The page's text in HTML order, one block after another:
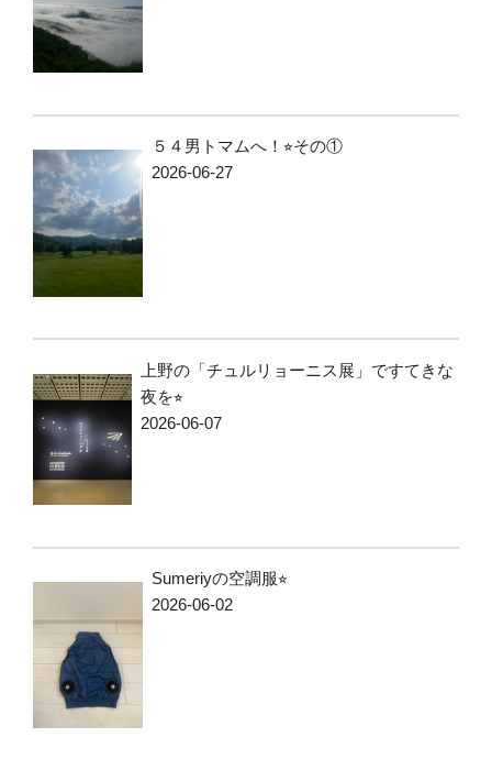
５４男トマムへ！⭐︎その①
2026-06-27
上野の「チュルリョーニス展」ですてきな
夜を⭐︎
2026-06-07
Sumeriyの空調服⭐︎
2026-06-02